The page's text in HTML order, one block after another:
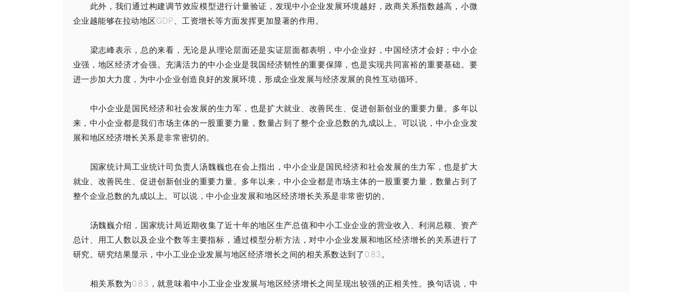
此外，我们通过构建调节效应模型进行计量验证，发现中小企业发展环境越好，政商关系指数越高，小微
企业越能够在拉动地区GDP、工资增长等方面发挥更加显著的作用。
梁志峰表示，总的来看，无论是从理论层面还是实证层面都表明，中小企业好，中国经济才会好；中小企
业强，地区经济才会强。充满活力的中小企业是我国经济韧性的重要保障，也是实现共同富裕的重要基础。要
进一步加大力度，为中小企业创造良好的发展环境，形成企业发展与经济发展的良性互动循环。
中小企业是国民经济和社会发展的生力军，也是扩大就业、改善民生、促进创新创业的重要力量。多年以
来，中小企业都是我们市场主体的一股重要力量，数量占到了整个企业总数的九成以上。可以说，中小企业发
展和地区经济增长关系是非常密切的。
国家统计局工业统计司负责人汤魏巍也在会上指出，中小企业是国民经济和社会发展的生力军，也是扩大
就业、改善民生、促进创新创业的重要力量。多年以来，中小企业都是市场主体的一股重要力量，数量占到了
整个企业总数的九成以上。可以说，中小企业发展和地区经济增长关系是非常密切的。
汤魏巍介绍，国家统计局近期收集了近十年的地区生产总值和中小工业企业的营业收入、利润总额、资产
总计、用工人数以及企业个数等主要指标，通过模型分析方法，对中小企业发展和地区经济增长的关系进行了
研究。研究结果显示，中小工业企业发展与地区经济增长之间的相关系数达到了0.83。
相关系数为0.83，就意味着中小工业企业发展与地区经济增长之间呈现出较强的正相关性。换句话说，中